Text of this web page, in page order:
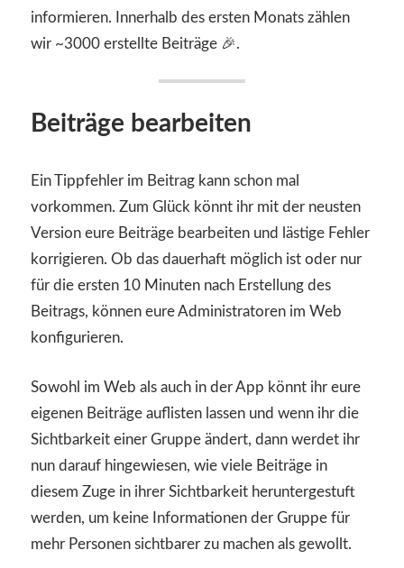
informieren. Innerhalb des ersten Monats zählen
wir ~3000 erstellte Beiträge 🎉.
Beiträge bearbeiten
Ein Tippfehler im Beitrag kann schon mal
vorkommen. Zum Glück könnt ihr mit der neusten
Version eure Beiträge bearbeiten und lästige Fehler
korrigieren. Ob das dauerhaft möglich ist oder nur
für die ersten 10 Minuten nach Erstellung des
Beitrags, können eure Administratoren im Web
konfigurieren.
Sowohl im Web als auch in der App könnt ihr eure
eigenen Beiträge auflisten lassen und wenn ihr die
Sichtbarkeit einer Gruppe ändert, dann werdet ihr
nun darauf hingewiesen, wie viele Beiträge in
diesem Zuge in ihrer Sichtbarkeit heruntergestuft
werden, um keine Informationen der Gruppe für
mehr Personen sichtbarer zu machen als gewollt.